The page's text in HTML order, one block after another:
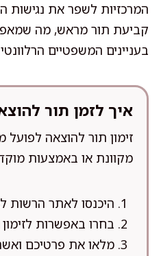
המרכזיות לשפר את נגישות
קביעת תור מראש, מה
בעניינים המשפטיים
איך לזמן תור
זימון תור להוצאה
מקוונת או באמצעות
היכנסו לאתר הרשות
בחרו באפשרות
מלאו את פרטיכם